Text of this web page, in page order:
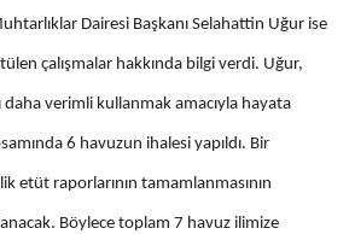
Dairesi Başkanı Selahattin Uğur ise
çalışmalar hakkında bilgi verdi. Uğur,
daha verimli kullanmak amacıyla hayata
6 havuzun ihalesi yapıldı. Bir
etüt raporlarının tamamlanmasının
Böylece toplam 7 havuz ilimize